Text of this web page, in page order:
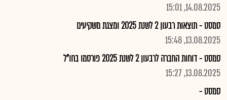
14.08.2025, 15:01
סמסט - תוצאות רבעון 2 לשנת 2025 ומצגת משקיעים
13.08.2025, 15:48
סמסט - דוחות החברה לרבעון 2 לשנת 2025 פורסמו בחו"ל
13.08.2025, 15:27
סמסט -